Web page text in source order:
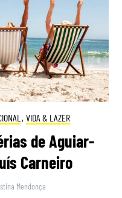
, VIDA & LAZER
de Aguiar-
Carneiro
Mendonça